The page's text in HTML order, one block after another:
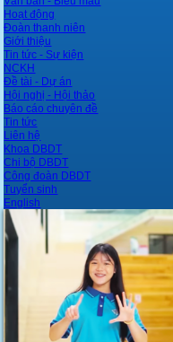
Hoạt động
Đoàn thanh niên
Giới thiệu
Tin tức - Sự kiện
NCKH
Đề tài - Dự án
Hội nghị - Hội thảo
Báo cáo chuyên đề
Tin tức
Liên hệ
Khoa DBDT
Chi bộ DBDT
Công đoàn DBDT
Tuyển sinh
English